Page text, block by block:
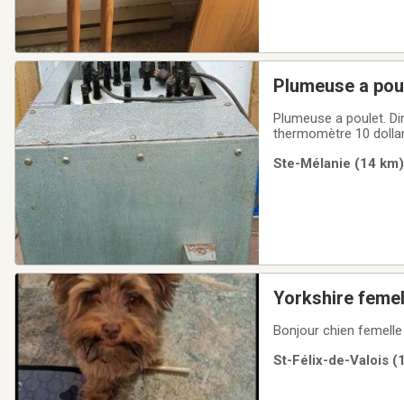
Plumeuse a poulet. Dinde toute volaille 40 dollars par jour peut louer kit chauffer eau avec chaudron
Ste-Mélanie (14
Yorkshire
Bonjour chien
St-Félix-de-Valois